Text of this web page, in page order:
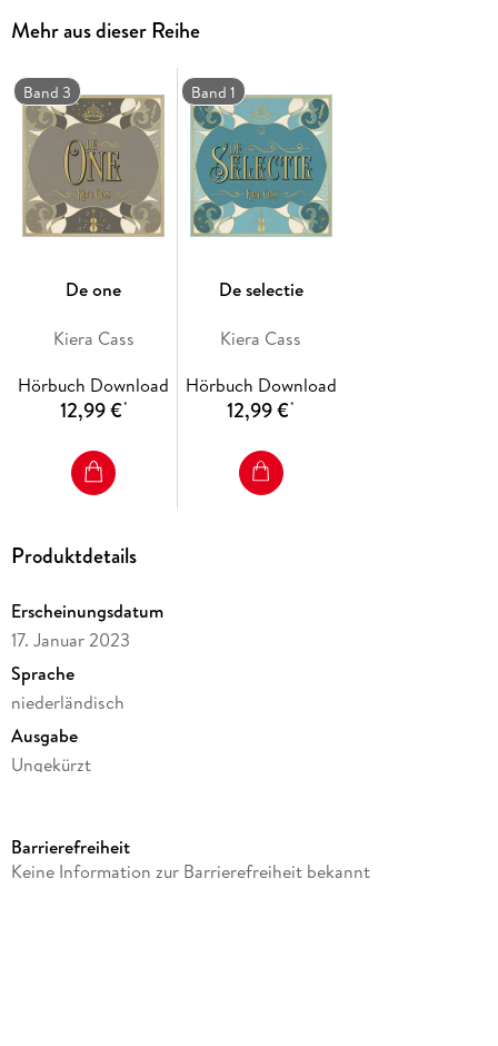
Lees alle boeken van Kiera Cass:
1. De selectie
5. De kroon
Lang & gelukkig
*
De beminde
De bedrogene
Mehr aus dieser Reihe
Band 3
De one
Kiera Cass
Hörbuch Download
12,99 €*
Band 1
De selectie
Kiera Cass
Hörbuch Download
12,99 €*
Produktdetails
Erscheinungsdatum
17. Januar 2023
Sprache
niederländisch
Ausgabe
Ungekürzt
Laufzeit
Barrierefreiheit
Keine Information zur Barrierefreiheit bekannt